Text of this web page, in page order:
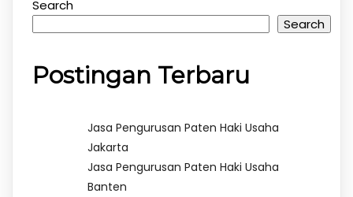
Search
Search
Postingan Terbaru
Jasa Pengurusan Paten Haki Usaha
Jakarta
Jasa Pengurusan Paten Haki Usaha
Banten